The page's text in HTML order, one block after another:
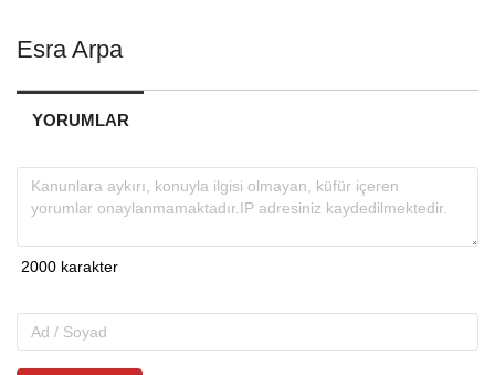
Esra Arpa
YORUMLAR